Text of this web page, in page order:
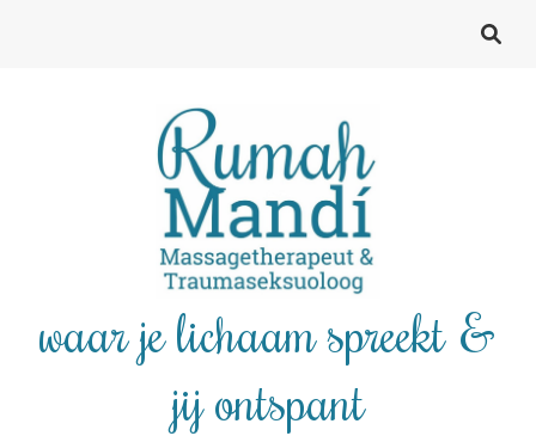
waar je lichaam spreekt &
jij ontspant